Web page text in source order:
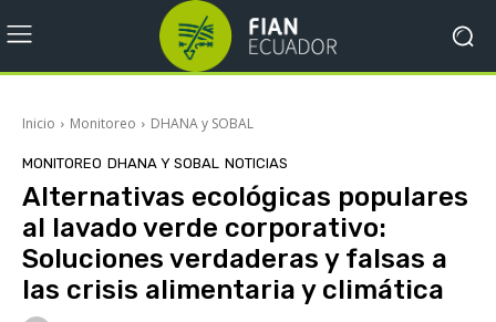
Inicio Monitoreo DHANA y SOBAL
MONITOREO DHANA Y SOBAL NOTICIAS
Alternativas ecológicas populares
al lavado verde corporativo:
Soluciones verdaderas y falsas a
las crisis alimentaria y climática